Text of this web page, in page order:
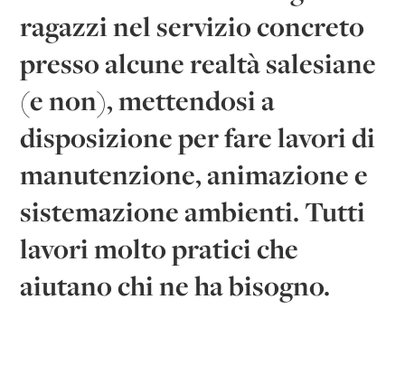
ragazzi nel servizio concreto
presso alcune realtà salesiane
(e non), mettendosi a
disposizione per fare lavori di
manutenzione, animazione e
sistemazione ambienti. Tutti
lavori molto pratici che
aiutano chi ne ha bisogno.